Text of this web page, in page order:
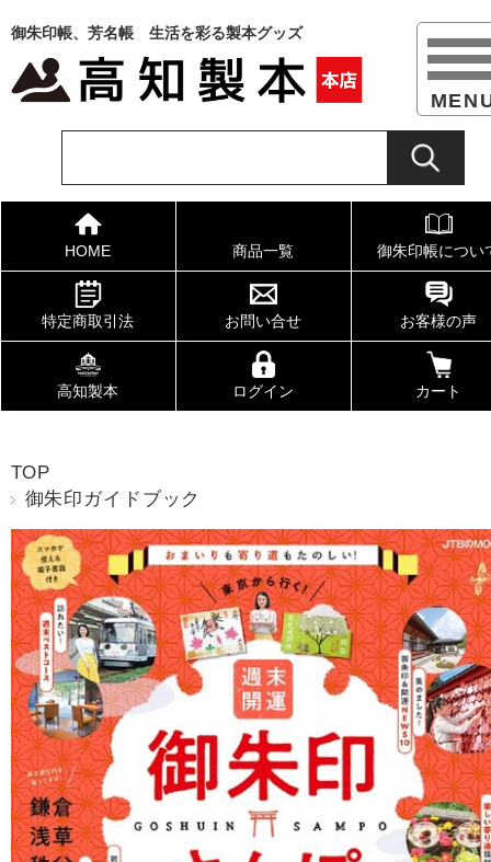
御朱印帳、芳名帳 生活を彩る製本グッズ
HOME 商品一覧 御朱印帳につい
特定商取引法 お問い合せ お客様の声
高知製本 ログイン カート
TOP
御朱印ガイドブック